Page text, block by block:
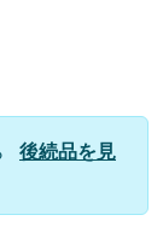
後続品を見